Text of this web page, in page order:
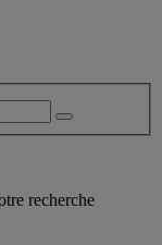
recherche